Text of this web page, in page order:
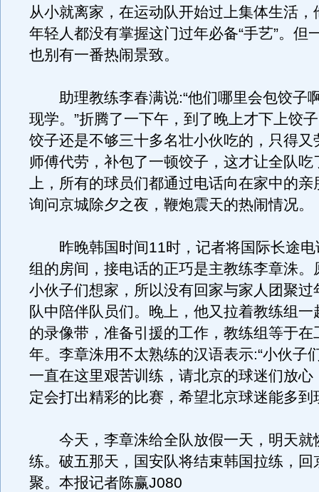
从小就离家，在运动队开始过上集体生活，
年轻人都没有掌握这门过年必备“手艺”。但
也别有一番热闹景致。
助理教练李春满说:“他们哪里会包饺子
现学。”折腾了一下午，到了晚上才下上饺
饺子还是不够三十多名壮小伙吃的，只得又
师傅代劳，补包了一顿饺子，这才让全队吃
上，所有的球员们都通过电话向在家中的亲
询问京城除夕之夜，鞭炮震天的热闹情况。
昨晚韩国时间11时，记者将国际长途电
组的房间，接电话的正巧是主教练李章洙。
小伙子们想家，所以没有回家与家人团聚过
队中陪伴队员们。晚上，他又拉着教练组一
的录像带，准备引援的工作，教练组等于在
年。李章洙用不太熟练的汉语表示:“小伙子
一直在这里艰苦训练，请北京的球迷们放心
定会打出精彩的比赛，希望北京球迷能多到
今天，李章洙给全队放假一天，明天就
练。破五那天，国安队将结束韩国拉练，回
聚。本报记者陈赢J080